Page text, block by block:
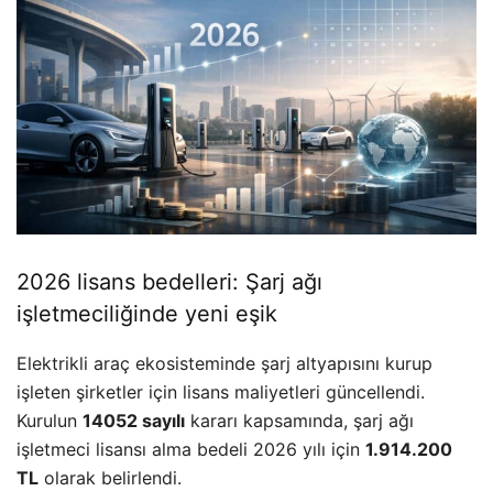
2026 lisans bedelleri: Şarj ağı
işletmeciliğinde yeni eşik
Elektrikli araç ekosisteminde şarj altyapısını kurup
işleten şirketler için lisans maliyetleri güncellendi.
Kurulun 14052 sayılı kararı kapsamında, şarj ağı
işletmeci lisansı alma bedeli 2026 yılı için 1.914.200
TL olarak belirlendi.